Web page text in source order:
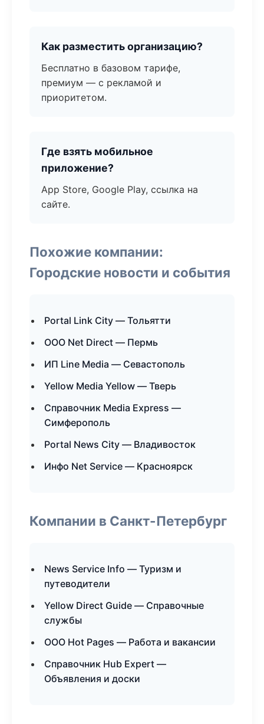
Как разместить организацию?
Бесплатно в базовом тарифе,
премиум — с рекламой и
приоритетом.
Где взять мобильное
приложение?
App Store, Google Play, ссылка на
сайте.
Похожие компании:
Городские новости и события
Portal Link City — Тольятти
ООО Net Direct — Пермь
ИП Line Media — Севастополь
Yellow Media Yellow — Тверь
Справочник Media Express —
Симферополь
Portal News City — Владивосток
Инфо Net Service — Красноярск
Компании в Санкт-Петербург
News Service Info — Туризм и
путеводители
Yellow Direct Guide — Справочные
службы
ООО Hot Pages — Работа и вакансии
Справочник Hub Expert —
Объявления и доски